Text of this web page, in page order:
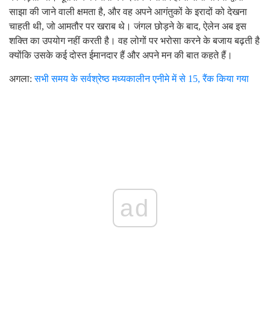
साझा की जाने वाली क्षमता है, और वह अपने आगंतुकों के इरादों को देखना
चाहती थी, जो आमतौर पर खराब थे। जंगल छोड़ने के बाद, ऐलेन अब इस
शक्ति का उपयोग नहीं करती है। वह लोगों पर भरोसा करने के बजाय बढ़ती है
क्योंकि उसके कई दोस्त ईमानदार हैं और अपने मन की बात कहते हैं।
अगला:सभी समय के सर्वश्रेष्ठ मध्यकालीन एनीमे में से 15, रैंक किया गया
ad